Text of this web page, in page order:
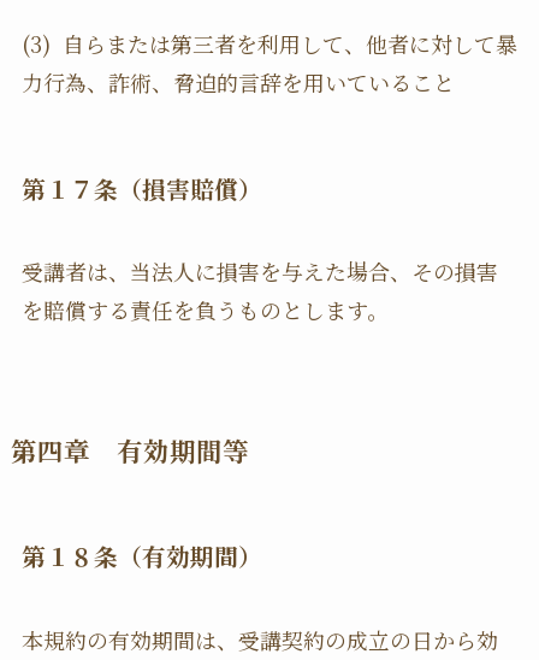
(3) 自らまたは第三者を利用して、他者に対して暴
力行為、詐術、脅迫的言辞を用いていること
第１７条（損害賠償）
受講者は、当法人に損害を与えた場合、その損害
を賠償する責任を負うものとします。
第四章 有効期間等
第１８条（有効期間）
本規約の有効期間は、受講契約の成立の日から効